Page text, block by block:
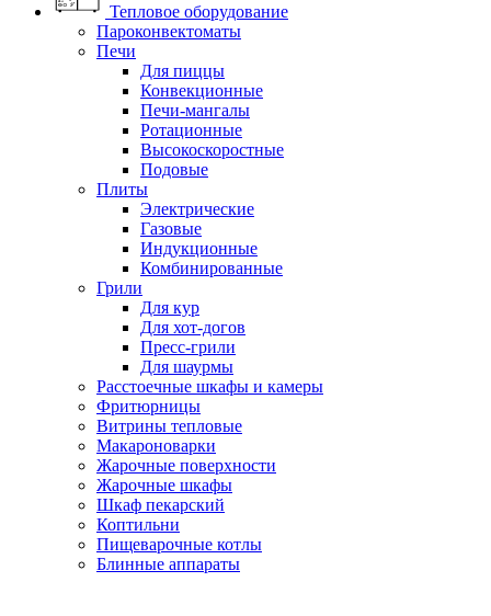
Тепловое оборудование
Пароконвектоматы
Печи
Для пиццы
Конвекционные
Печи-мангалы
Ротационные
Высокоскоростные
Подовые
Плиты
Электрические
Газовые
Индукционные
Комбинированные
Грили
Для кур
Для хот-догов
Пресс-грили
Для шаурмы
Расстоечные шкафы и камеры
Фритюрницы
Витрины тепловые
Макароноварки
Жарочные поверхности
Жарочные шкафы
Шкаф пекарский
Коптильни
Пищеварочные котлы
Блинные аппараты